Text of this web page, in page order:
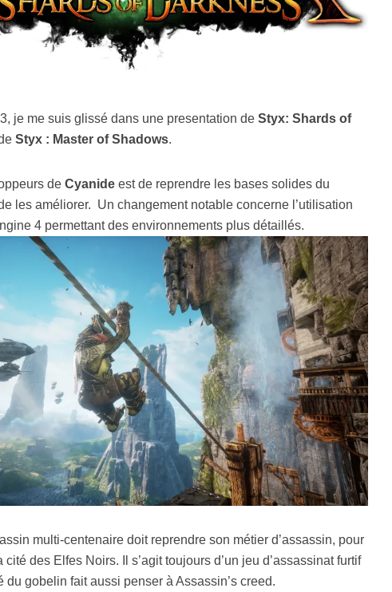
je me suis glissé dans une presentation de Styx: Shards of
Styx : Master of Shadows.
de Cyanide est de reprendre les bases solides du
les améliorer. Un changement notable concerne l’utilisation
4 permettant des environnements plus détaillés.
multi-centenaire doit reprendre son métier d’assassin, pour
cité des Elfes Noirs. Il s’agit toujours d’un jeu d’assassinat furtif
du gobelin fait aussi penser à Assassin’s creed.